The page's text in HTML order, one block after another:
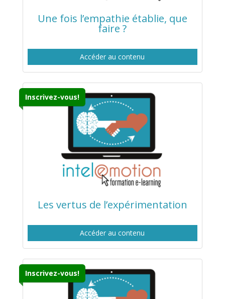
Une fois l’empathie établie, que
faire ?
Accéder au contenu
Inscrivez-vous!
Les vertus de l’expérimentation
Accéder au contenu
Inscrivez-vous!